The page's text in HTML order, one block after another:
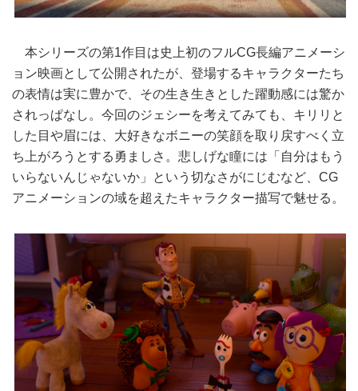
本シリーズの第1作目は史上初のフルCG長編アニメーシ
ョン映画として公開されたが、登場するキャラクターたち
の表情は実に豊かで、その生き生きとした躍動感には驚か
されっぱなし。今回のジェシーを考えてみても、キリリと
した目や眉には、大好きなボニーの笑顔を取り戻すべく立
ち上がろうとする勇ましさ。悲しげな瞳には「自分はもう
いらないんじゃないか」という切なさがにじむなど、CG
アニメーションの域を超えたキャラクター描写で魅せる。